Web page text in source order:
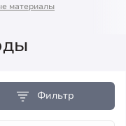
материалы
Фильтр